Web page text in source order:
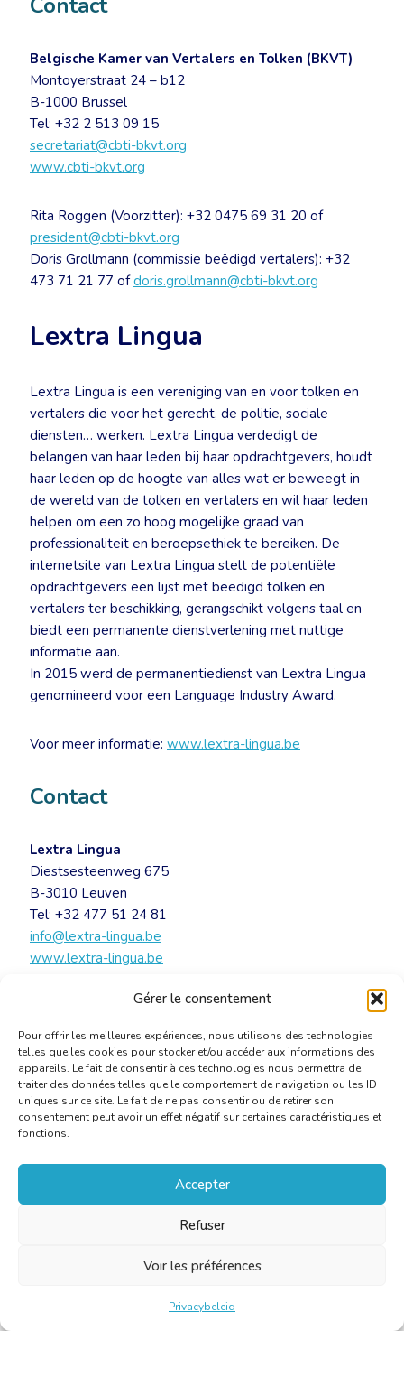
Gérer le consentement
Pour offrir les meilleures expériences, nous utilisons des technologies
telles que les cookies pour stocker et/ou accéder aux informations des
appareils. Le fait de consentir à ces technologies nous permettra de
traiter des données telles que le comportement de navigation ou les ID
uniques sur ce site. Le fait de ne pas consentir ou de retirer son
consentement peut avoir un effet négatif sur certaines caractéristiques et
fonctions.
Accepter
Refuser
Voir les préférences
Privacybeleid
Belgische Kamer van Vertalers en Tolken (BKVT)
Montoyerstraat 24 – b12
B-1000 Brussel
Tel: +32 2 513 09 15
secretariat@cbti-bkvt.org
www.cbti-bkvt.org
Rita Roggen (Voorzitter): +32 0475 69 31 20 of
president@cbti-bkvt.org
Doris Grollmann (commissie beëdigd vertalers): +32
473 71 21 77 ofdoris.grollmann@cbti-bkvt.org
Lextra Lingua
Lextra Lingua is een vereniging van en voor tolken en
vertalers die voor het gerecht, de politie, sociale
diensten… werken. Lextra Lingua verdedigt de
belangen van haar leden bij haar opdrachtgevers, houdt
haar leden op de hoogte van alles wat er beweegt in
de wereld van de tolken en vertalers en wil haar leden
helpen om een zo hoog mogelijke graad van
professionaliteit en beroepsethiek te bereiken. De
internetsite van Lextra Lingua stelt de potentiële
opdrachtgevers een lijst met beëdigd tolken en
vertalers ter beschikking, gerangschikt volgens taal en
biedt een permanente dienstverlening met nuttige
informatie aan.
In 2015 werd de permanentiedienst van Lextra Lingua
genomineerd voor een Language Industry Award.
Voor meer informatie: www.lextra-lingua.be
Contact
Lextra Lingua
Diestsesteenweg 675
B-3010 Leuven
Tel: +32 477 51 24 81
info@lextra-lingua.be
www.lextra-lingua.be
Open brief aan de minister van Justitie